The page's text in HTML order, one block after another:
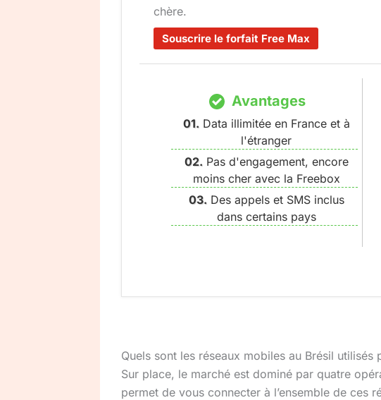
chère.
Souscrire le forfait Free Max
Avantages
Data illimitée en France et à
l'étranger
Pas d'engagement, encore
moins cher avec la Freebox
Des appels et SMS inclus
dans certains pays
Quels sont les réseaux mobiles au Brésil utilisés
Sur place, le marché est dominé par quatre
permet de vous connecter à l’ensemble de ces